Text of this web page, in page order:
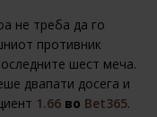
не треба да го
противник
шест меча.
двапати досега и
1.66 во Bet365.